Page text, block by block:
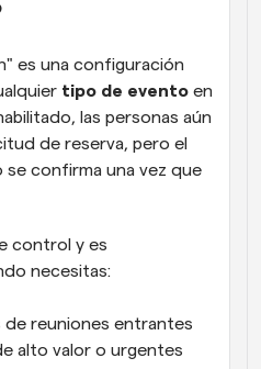
es una configuración
tipo de evento en
las personas aún
de reserva, pero el
confirma una vez que
control y es
necesitas:
de reuniones entrantes
alto valor o urgentes